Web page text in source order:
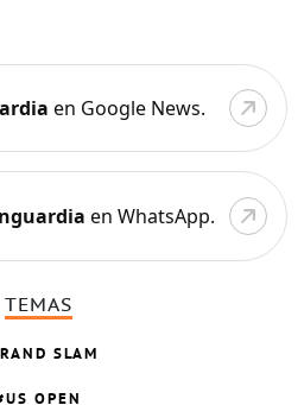
en Google News.
en WhatsApp.
TEMAS
SLAM
US OPEN